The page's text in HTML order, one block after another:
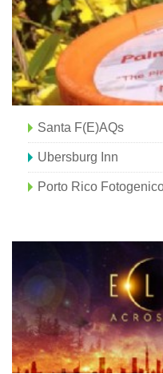
Santa F(e)AQs
Ubersburg Inn